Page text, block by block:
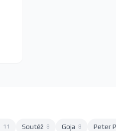
11 Soutěž 8 Goja 8 Peter